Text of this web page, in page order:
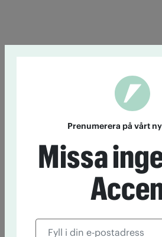
Prenumerera på vårt
Missa